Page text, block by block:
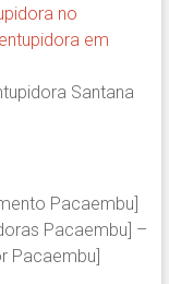
no
em
Santana
Pacaembu]
Pacaembu] –
Pacaembu]